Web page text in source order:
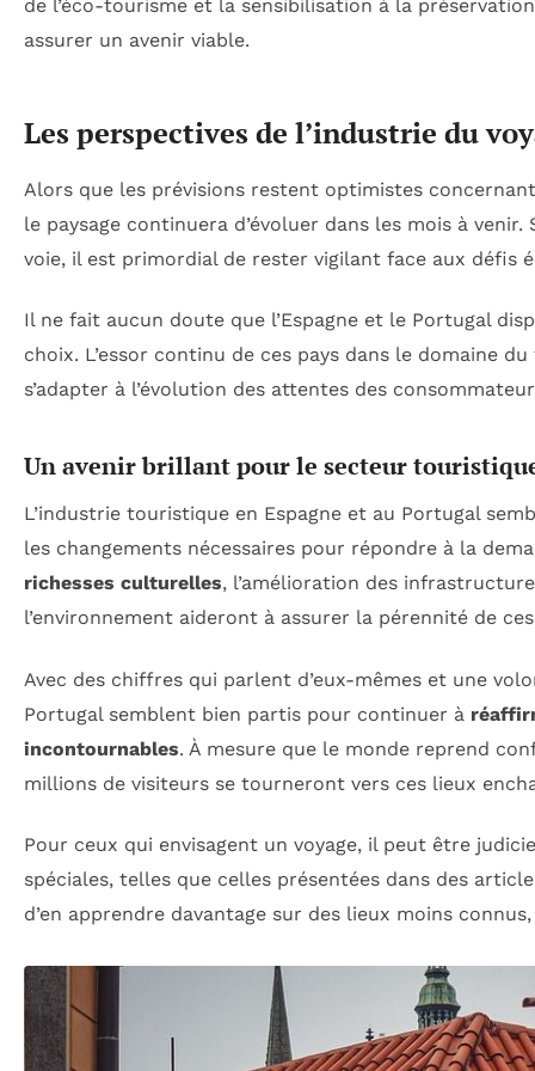
de l’éco-tourisme et la sensibilisation à la
assurer un avenir viable.
Les perspectives de l’industrie du
Alors que les prévisions restent optimistes
le paysage continuera d’évoluer dans les mois à
voie, il est primordial de rester vigilant face aux défis
Il ne fait aucun doute que l’Espagne et le Portugal
choix. L’essor continu de ces pays dans le domaine
s’adapter à l’évolution des attentes des
Un avenir brillant pour le secteur
L’industrie touristique en Espagne et au Portugal
les changements nécessaires pour répondre à la
richesses culturelles, l’amélioration des
l’environnement aideront à assurer la pérennité de
Avec des chiffres qui parlent d’eux-mêmes et une
Portugal semblent bien partis pour continuer à
incontournables. À mesure que le monde reprend
millions de visiteurs se tourneront vers ces lieux
Pour ceux qui envisagent un voyage, il peut être
spéciales, telles que celles présentées dans des
d’en apprendre davantage sur des lieux moins